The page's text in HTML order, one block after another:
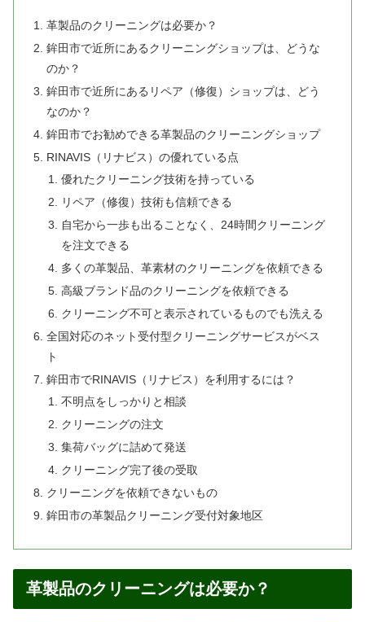
革製品のクリーニングは必要か？
鉾田市で近所にあるクリーニングショップは、どうな
のか？
鉾田市で近所にあるリペア（修復）ショップは、どう
なのか？
鉾田市でお勧めできる革製品のクリーニングショップ
RINAVIS（リナビス）の優れている点
優れたクリーニング技術を持っている
リペア（修復）技術も信頼できる
自宅から一歩も出ることなく、24時間クリーニング
を注文できる
多くの革製品、革素材のクリーニングを依頼できる
高級ブランド品のクリーニングを依頼できる
クリーニング不可と表示されているものでも洗える
全国対応のネット受付型クリーニングサービスがベス
ト
鉾田市でRINAVIS（リナビス）を利用するには？
不明点をしっかりと相談
クリーニングの注文
集荷バッグに詰めて発送
クリーニング完了後の受取
クリーニングを依頼できないもの
鉾田市の革製品クリーニング受付対象地区
革製品のクリーニングは必要か？